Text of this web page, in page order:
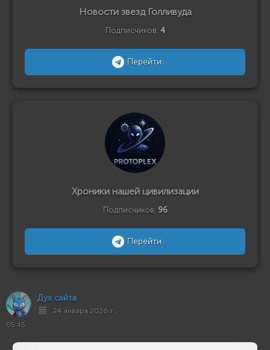
Новости звезд Голливуда
Подписчиков: 4
Перейти
Хроники нашей цивилизации
Подписчиков: 96
Перейти
Дух сайта
24 января 2026 г.,
05:45